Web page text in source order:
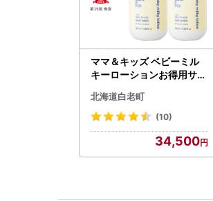
ママ＆キッズ ベビーミル
キーローションお得用サイ
0
北海道白老町
(10)
34,500